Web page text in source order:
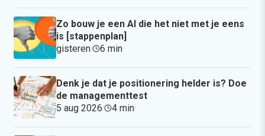
Zo bouw je een AI die het niet met je eens
is [stappenplan]
gisteren· 6 min·
Denk je dat je positionering helder is? Doe
de managementtest
5 aug 2026· 4 min·